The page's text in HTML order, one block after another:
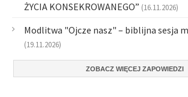
ŻYCIA KONSEKROWANEGO” (16.11.2026)
Modlitwa "Ojcze nasz" – biblijna sesja
(19.11.2026)
ZOBACZ WIĘCEJ ZAPOWIEDZI